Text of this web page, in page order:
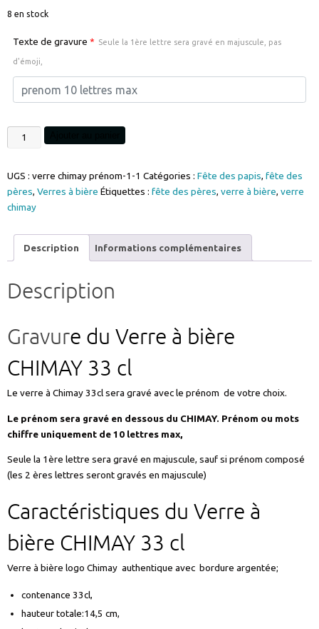
8 en stock
Texte de gravure * Seule la 1ère lettre sera gravé en majuscule, pas
d'émoji,
quantité
de
à
bière
CHIMAY
gravure
personnalisable
VERRECHIMAY1
UGS : verre chimay prénom-1-1 Catégories : Fête des papis, fête des
pères, Verres à bière Étiquettes : fête des pères, verre à bière, verre
chimay
Description Informations complémentaires
Description
Gravure du Verre à bière
CHIMAY 33 cl
Le verre à Chimay 33cl sera gravé avec le prénom de votre choix.
Le prénom sera gravé en dessous du CHIMAY. Prénom ou mots
chiffre uniquement de 10 lettres max,
Seule la 1ère lettre sera gravé en majuscule, sauf si prénom composé
(les 2 ères lettres seront gravés en majuscule)
Caractéristiques du Verre à
bière CHIMAY 33 cl
Verre à bière logo Chimay authentique avec bordure argentée;
contenance 33cl,
hauteur totale:14,5 cm,